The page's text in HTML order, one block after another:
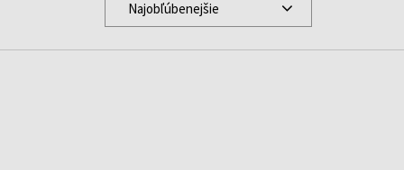
Najobľúbenejšie